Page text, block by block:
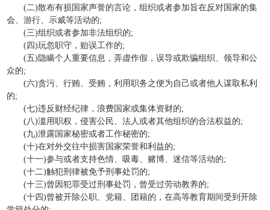
(二)散布有损国家声誉的言论，组织或者参加旨在反对国家的集
会、游行、示威等活动的;
(三)组织或者参加非法组织的;
(四)玩忽职守，贻误工作的;
(五)隐瞒个人重要信息，弄虚作假，误导或欺骗组织、领导和公
众的;
(六)贪污、行贿、受贿，利用职务之便为自己或者他人谋取私利
的;
(七)违反财经纪律，浪费国家或集体资财的;
(八)滥用职权，侵害公民、法人或者其他组织的合法权益的;
(九)泄露国家秘密或者工作秘密的;
(十)在对外交往中损害国家荣誉和利益的;
(十一)参与或者支持色情、吸毒、赌博、迷信等活动的;
(十二)触犯刑律被免予刑事处罚的;
(十三)曾因犯罪受过刑事处罚，曾受过劳动教养的;
(十四)曾被开除公职、党籍、团籍的，在高等教育期间受到开除